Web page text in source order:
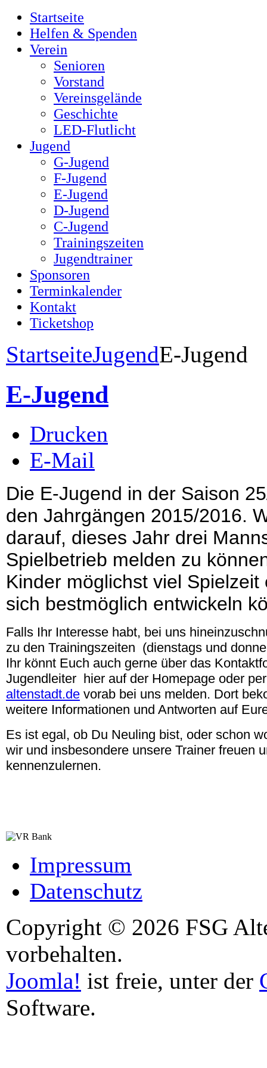
Startseite
Helfen & Spenden
Verein
Senioren
Vorstand
Vereinsgelände
Geschichte
LED-Flutlicht
Jugend
G-Jugend
F-Jugend
E-Jugend
D-Jugend
C-Jugend
Trainingszeiten
Jugendtrainer
Sponsoren
Terminkalender
Kontakt
Ticketshop
StartseiteJugendE-Jugend
E-Jugend
Drucken
E-Mail
Die E-Jugend in der Saison
den Jahrgängen 2015/2016.
darauf, dieses Jahr drei
Spielbetrieb melden zu
Kinder möglichst viel Spielzeit
sich bestmöglich entwickeln
Falls Ihr Interesse habt, bei uns
zu den Trainingszeiten (dienstags und
Ihr könnt Euch auch gerne über das
Jugendleiter hier auf der Homepage oder
altenstadt.de vorab bei uns melden. Dort
weitere Informationen und Antworten auf
Es ist egal, ob Du Neuling bist, oder schon
wir und insbesondere unsere Trainer freuen
kennenzulernen.
Impressum
Datenschutz
Copyright © 2026 FSG
vorbehalten.
Joomla! ist freie, unter der
Software.